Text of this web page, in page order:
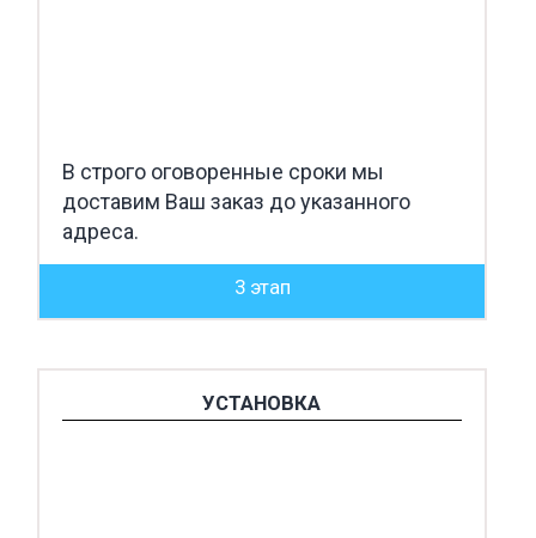
В строго оговоренные сроки мы
доставим Ваш заказ до указанного
адреса.
3 этап
УСТАНОВКА